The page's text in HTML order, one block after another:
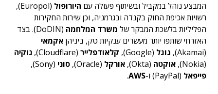
המבצע נוהל במקביל ובשיתוף פעולה עם היורופול
(Europol),
רשויות אכיפת החוק בקנדה ובגרמניה, וכן שירות החקירות
הפליליות בלשכת המבקר של משרד המלחמה
(DoDIN). בצד
האזרחי שותפו יותר מעשרים ענקיות טק, ביניהן אקמאי
(Akamai),
גוגל (Google), קלאודפלייר (Cloudflare),
נוקיה
(Nokia),
אוקטה (Okta), אורקל (Oracle), סוני (Sony),
פייפאל (PayPal) ו- AWS
.